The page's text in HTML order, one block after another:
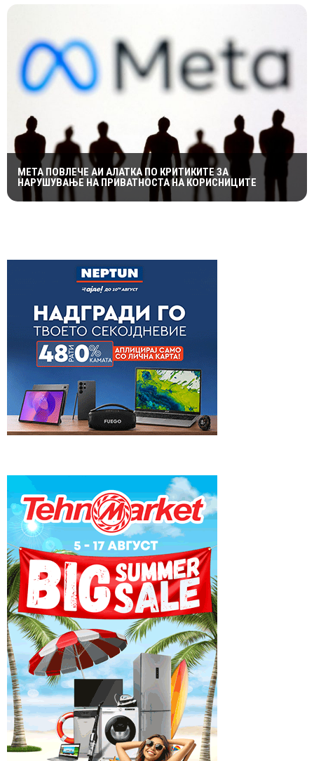
МЕТА ПОВЛЕЧЕ АИ АЛАТКА ПО КРИТИКИТЕ ЗА
НАРУШУВАЊЕ НА ПРИВАТНОСТА НА КОРИСНИЦИТЕ